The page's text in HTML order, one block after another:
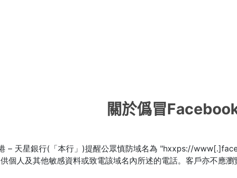
關於僞冒
– 天星銀行(「本行」)提醒公眾慎防域名為 "hxxps://
個人及其他敏感資料或致電該域名內所述的電話。客戶亦不應